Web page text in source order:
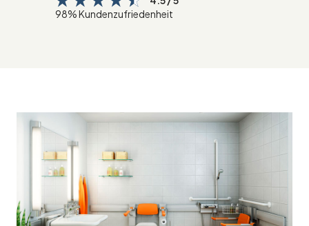
98% Kundenzufriedenheit